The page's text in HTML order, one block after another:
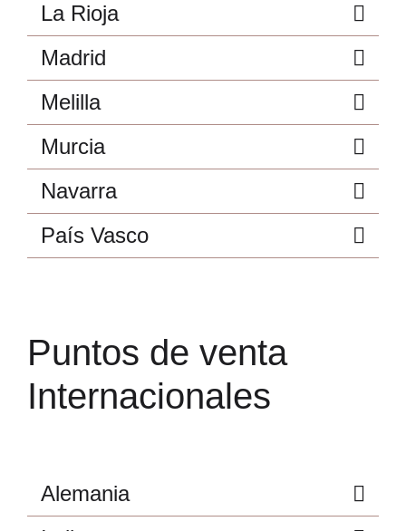
La Rioja
Madrid
Melilla
Murcia
Navarra
País Vasco
Puntos de venta
Internacionales
Alemania